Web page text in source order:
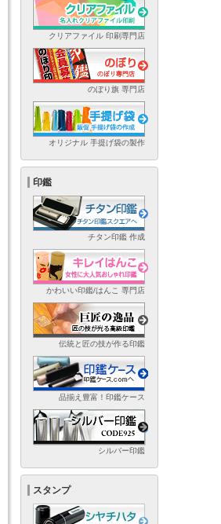
クリアファイル 印刷専門店
のぼり旗 専門店
オリジナル 手提げ袋の製作
印鑑
チタン印鑑 作成
かわいい印鑑/はんこ 専門店
伝統と匠の技が作る印鑑
品揃え豊富！印鑑ケース
シルバー印鑑
スタンプ